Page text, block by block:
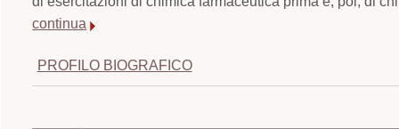
continua
PROFILO BIOGRAFICO